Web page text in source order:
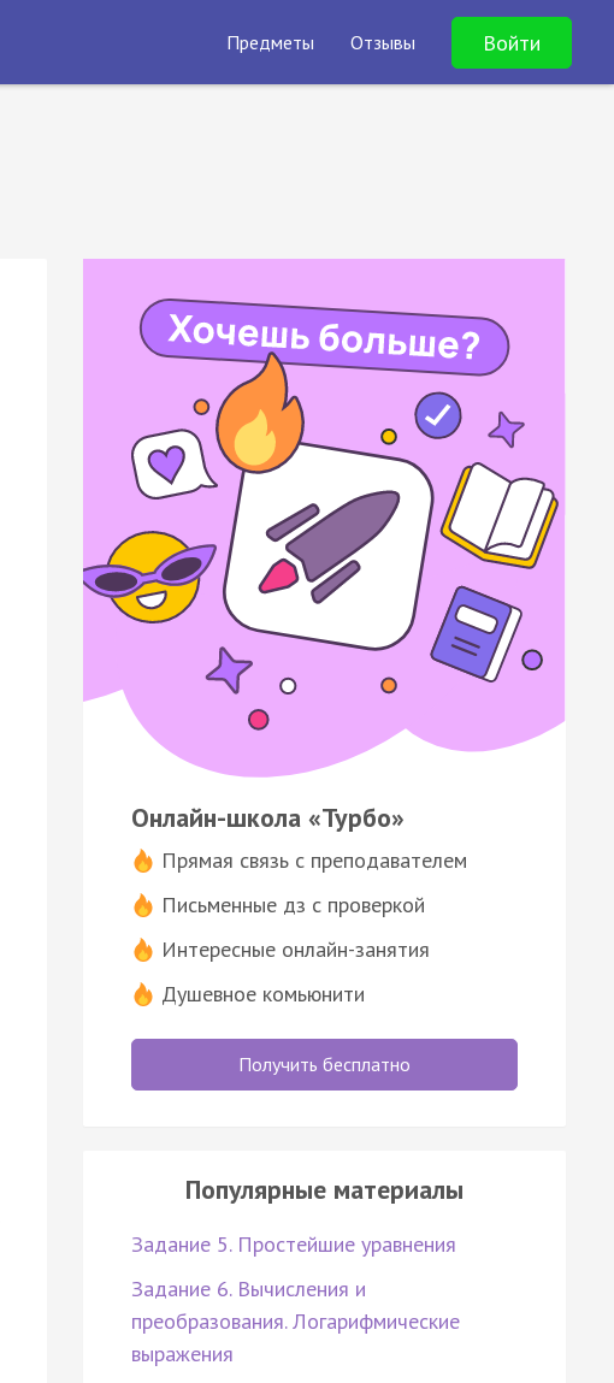
Предметы Отзывы Войти
Онлайн-школа «Турбо»
Прямая связь с преподавателем
Письменные дз с проверкой
Интересные онлайн-занятия
Душевное комьюнити
Получить бесплатно
Популярные материалы
Задание 5. Простейшие уравнения
Задание 6. Вычисления и
преобразования. Логарифмические
выражения